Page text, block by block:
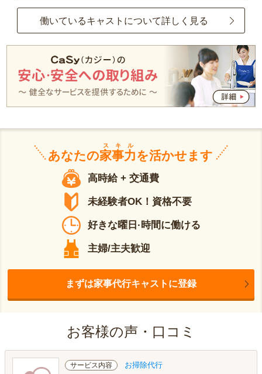
働いているキャストについて詳しく見る
あなたの家事力
スキル
を活かせます
高時給 + 交通費
未経験者OK！資格不要
好きな曜日·時間に働ける
主婦/主夫歓迎
まずは家事代行キャストに登録
お客様の声・口コミ
サービス内容 お掃除代行